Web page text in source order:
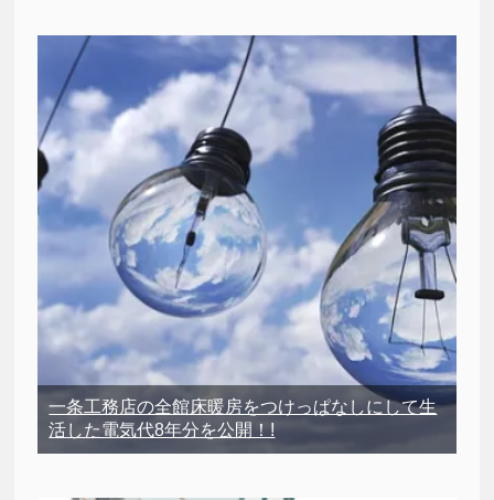
一条工務店の全館床暖房をつけっぱなしにして生
活した電気代8年分を公開！!